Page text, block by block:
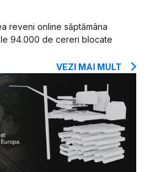
reveni online săptămâna
94.000 de cereri blocate
VEZI MAI MULT